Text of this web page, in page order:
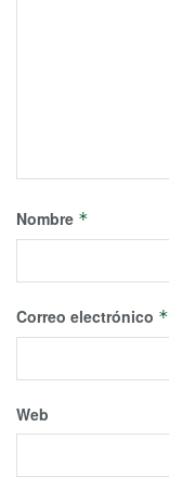
Nombre *
Correo electrónico *
Web